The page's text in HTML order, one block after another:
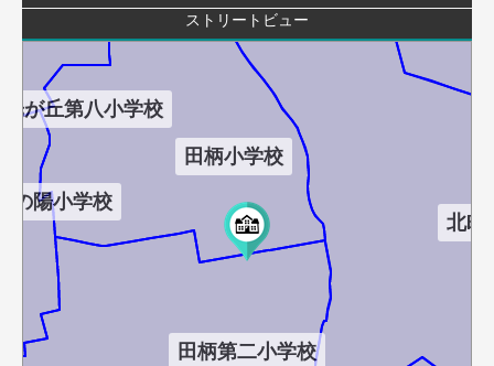
ストリートビュー
田柄小学校
田柄第二小学校
北町
の陽小学校
光が丘第八小学校